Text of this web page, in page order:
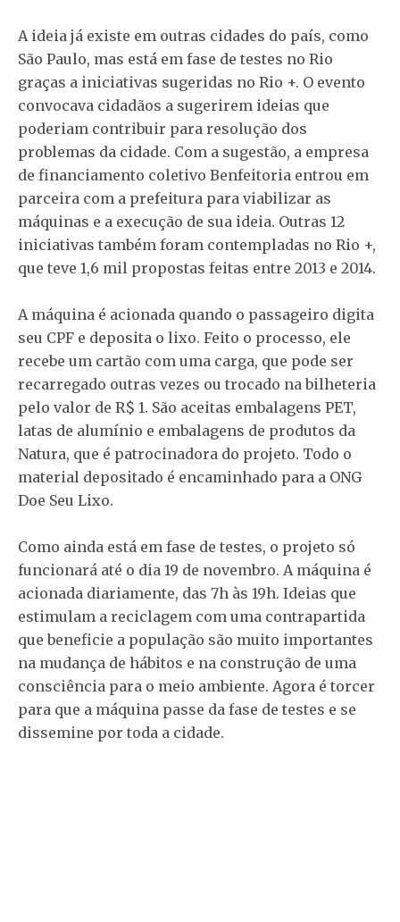
A ideia já existe em outras cidades do país, como
São Paulo, mas está em fase de testes no Rio
graças a iniciativas sugeridas no Rio +. O evento
convocava cidadãos a sugerirem ideias que
poderiam contribuir para resolução dos
problemas da cidade. Com a sugestão, a empresa
de financiamento coletivo Benfeitoria entrou em
parceira com a prefeitura para viabilizar as
máquinas e a execução de sua ideia. Outras 12
iniciativas também foram contempladas no Rio +,
que teve 1,6 mil propostas feitas entre 2013 e 2014.
A máquina é acionada quando o passageiro digita
seu CPF e deposita o lixo. Feito o processo, ele
recebe um cartão com uma carga, que pode ser
recarregado outras vezes ou trocado na bilheteria
pelo valor de R$ 1. São aceitas embalagens PET,
latas de alumínio e embalagens de produtos da
Natura, que é patrocinadora do projeto. Todo o
material depositado é encaminhado para a ONG
Doe Seu Lixo.
Como ainda está em fase de testes, o projeto só
funcionará até o dia 19 de novembro. A máquina é
acionada diariamente, das 7h às 19h. Ideias que
estimulam a reciclagem com uma contrapartida
que beneficie a população são muito importantes
na mudança de hábitos e na construção de uma
consciência para o meio ambiente. Agora é torcer
para que a máquina passe da fase de testes e se
dissemine por toda a cidade.